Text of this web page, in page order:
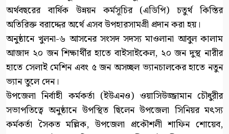
অর্থবছরের বার্ষিক উন্নয়ন কর্মসূচির (এডিপি) চতুর্থ কিস্তির
অতিরিক্ত বরাদ্দের অর্থে এসব উপহারসামগ্রী প্রদান করা হয়।
অনুষ্ঠানে খুলনা-৬ আসনের সংসদ সদস্য মাওলানা আবুল কালাম
আজাদ ২০ জন শিক্ষার্থীর হাতে বাইসাইকেল, ২০ জন দুস্থ নারীর
হাতে সেলাই মেশিন এবং ৫ জন অসচ্ছল ভ্যানচালকের হাতে নতুন
ভ্যান তুলে দেন।
উপজেলা নির্বাহী কর্মকর্তা (ইউএনও) ওয়াসিউজ্জামান চৌধুরীর
সভাপতিত্বে অনুষ্ঠানে উপস্থিত ছিলেন উপজেলা সিনিয়র মৎস্য
কর্মকর্তা সৈকত মল্লিক, উপজেলা প্রকৌশলী শাফিন শোয়েব,